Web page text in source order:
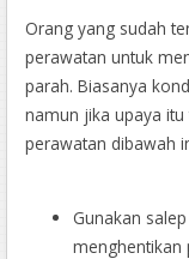
Orang yang sudah
perawatan untuk
parah. Biasanya
namun jika upaya
perawatan dibawah
Gunakan
menghentikan